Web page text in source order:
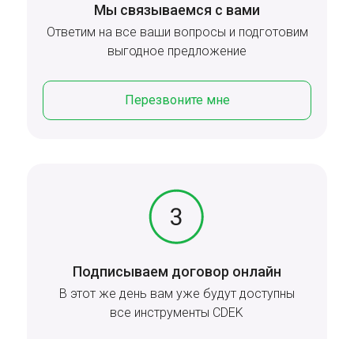
Перезвоните мне
Мы связываемся с вами
Ответим на все ваши вопросы и подготовим
выгодное предложение
Подписываем договор онлайн
В этот же день вам уже будут доступны
все инструменты CDEK